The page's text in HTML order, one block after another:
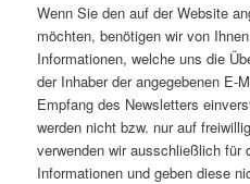
Wenn Sie den auf der Website
möchten, benötigen wir von
Informationen, welche uns die
der Inhaber der angegebenen E-
Empfang des Newsletters
werden nicht bzw. nur auf
verwenden wir ausschließlich für
Informationen und geben diese